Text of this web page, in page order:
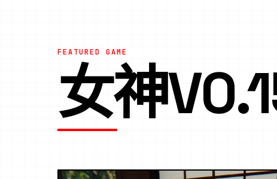
FEATURED GAME
女神